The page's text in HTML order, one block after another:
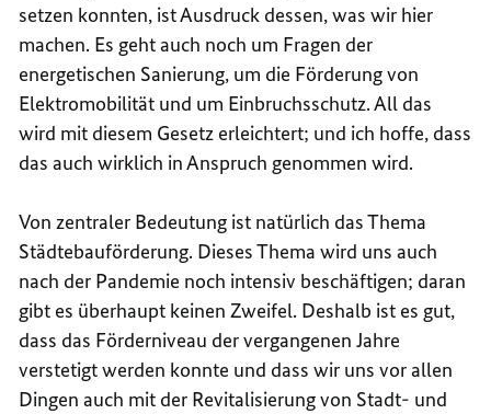
setzen konnten, ist Ausdruck dessen, was wir hier
machen. Es geht auch noch um Fragen der
energetischen Sanierung, um die Förderung von
Elektromobilität und um Einbruchsschutz. All das
wird mit diesem Gesetz erleichtert; und ich hoffe, dass
das auch wirklich in Anspruch genommen wird.
Von zentraler Bedeutung ist natürlich das Thema
Städtebauförderung. Dieses Thema wird uns auch
nach der Pandemie noch intensiv beschäftigen; daran
gibt es überhaupt keinen Zweifel. Deshalb ist es gut,
dass das Förderniveau der vergangenen Jahre
verstetigt werden konnte und dass wir uns vor allen
Dingen auch mit der Revitalisierung von Stadt- und